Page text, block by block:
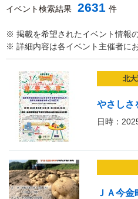
イベント検索結果 2631 件
※ 掲載を希望されたイベント情報
※ 詳細内容は各イベント主催者に
北大
やさし
日時：
ＪＡ今